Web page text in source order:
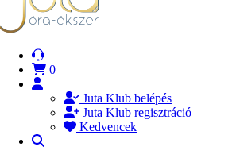
0
Juta Klub belépés
Juta Klub regisztráció
Kedvencek